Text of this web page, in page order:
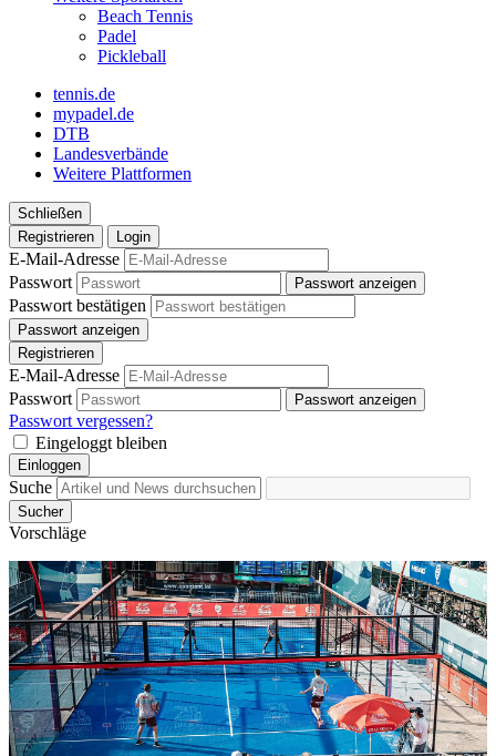
Beach Tennis
Padel
Pickleball
tennis.de
mypadel.de
DTB
Landesverbände
Weitere Plattformen
Schließen
Registrieren
Login
E-Mail-Adresse
Passwort
Passwort anzeigen
Passwort bestätigen
Passwort anzeigen
Registrieren
E-Mail-Adresse
Passwort
Passwort anzeigen
Passwort vergessen?
Eingeloggt bleiben
Einloggen
Suche
Sucher
Vorschläge